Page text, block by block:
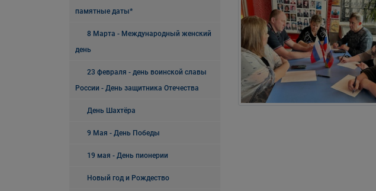
памятные даты*
8 Марта - Международный женский
день
23 февраля - день воинской славы
России - День защитника Отечества
День Шахтёра
9 Мая - День Победы
19 мая - День пионерии
Новый год и Рождество